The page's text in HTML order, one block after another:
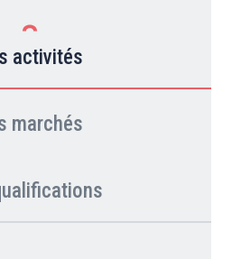
activités
marchés